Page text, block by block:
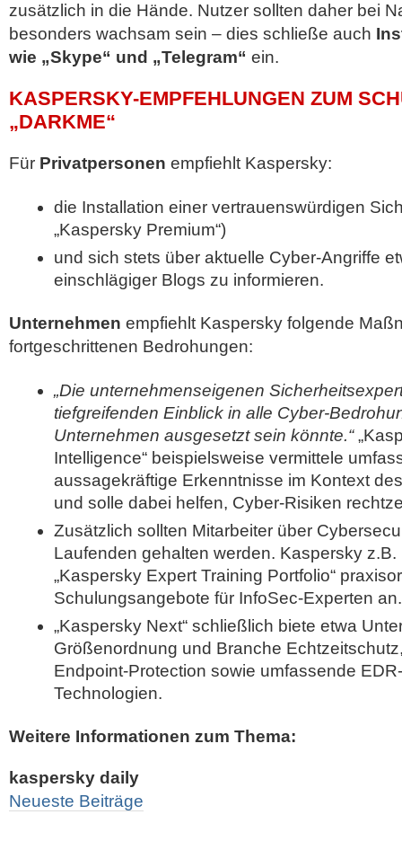
zusätzlich in die Hände. Nutzer sollten daher bei
besonders wachsam sein – dies schließe auch
wie „Skype“ und „Telegram“ ein.
KASPERSKY-EMPFEHLUNGEN ZUM
„DARKME“
Für Privatpersonen empfiehlt Kaspersky:
die Installation einer vertrauenswürdigen
„Kaspersky Premium“)
und sich stets über aktuelle Cyber-Angriffe
einschlägiger Blogs zu informieren.
Unternehmen empfiehlt Kaspersky folgende
fortgeschrittenen Bedrohungen:
„Die unternehmenseigenen
tiefgreifenden Einblick in alle Cyber-
Unternehmen ausgesetzt sein könnte.“
Intelligence“ beispielsweise vermittele
aussagekräftige Erkenntnisse im Kontext
und solle dabei helfen, Cyber-Risiken
Zusätzlich sollten Mitarbeiter über
Laufenden gehalten werden. Kaspersky z.B.
„Kaspersky Expert Training Portfolio“
Schulungsangebote für InfoSec-Experten an.
„Kaspersky Next“ schließlich biete etwa
Größenordnung und Branche
Endpoint-Protection sowie umfassende
Technologien.
Weitere Informationen zum Thema:
kaspersky daily
Neueste Beiträge